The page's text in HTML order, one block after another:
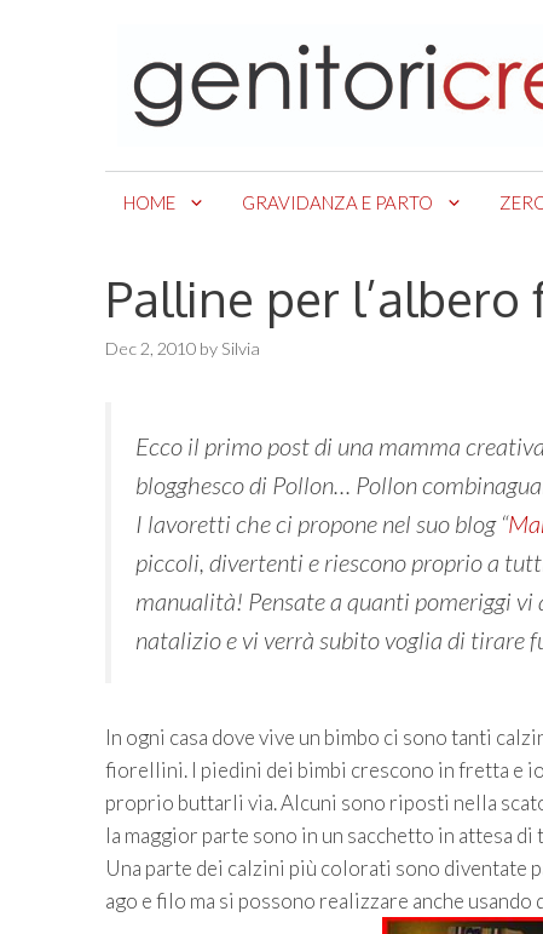
HOME GRAVIDANZA E PARTO
Palline per
Dec 2, 2010 by Silvia
Ecco il primo post di una mamma
blogghesco di Pollon… Pollon
I lavoretti che ci propone nel suo blog “
piccoli, divertenti e riescono proprio a
manualità! Pensate a quanti pomeriggi
natalizio e vi verrà subito voglia di tirare
In ogni casa dove vive un bimbo ci sono tanti
fiorellini. I piedini dei bimbi crescono in fretta e
proprio buttarli via. Alcuni sono riposti nella
la maggior parte sono in un sacchetto in attesa
Una parte dei calzini più colorati sono diventate
ago e filo ma si possono realizzare anche